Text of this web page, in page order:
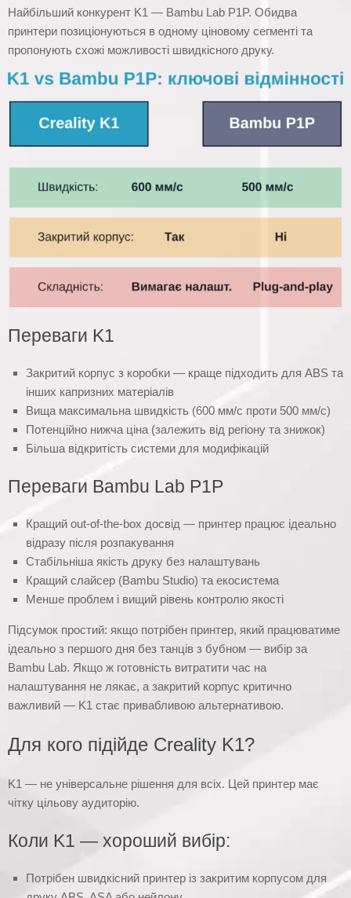
Найбільший конкурент K1 — Bambu Lab P1P. Обидва
принтери позиціонуються в одному ціновому сегменті та
пропонують схожі можливості швидкісного друку.
Переваги K1
Закритий корпус з коробки — краще підходить для ABS та
інших капризних матеріалів
Вища максимальна швидкість (600 мм/с проти 500 мм/с)
Потенційно нижча ціна (залежить від регіону та знижок)
Більша відкритість системи для модифікацій
Переваги Bambu Lab P1P
Кращий out-of-the-box досвід — принтер працює ідеально
відразу після розпакування
Стабільніша якість друку без налаштувань
Кращий слайсер (Bambu Studio) та екосистема
Менше проблем і вищий рівень контролю якості
Підсумок простий: якщо потрібен принтер, який працюватиме
ідеально з першого дня без танців з бубном — вибір за
Bambu Lab. Якщо ж готовність витратити час на
налаштування не лякає, а закритий корпус критично
важливий — K1 стає привабливою альтернативою.
Для кого підійде Creality K1?
K1 — не універсальне рішення для всіх. Цей принтер має
чітку цільову аудиторію.
Коли K1 — хороший вибір:
Потрібен швидкісний принтер із закритим корпусом для